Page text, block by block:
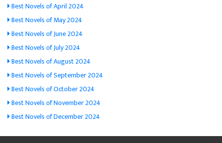
Best Novels of April 2024
Best Novels of May 2024
Best Novels of June 2024
Best Novels of July 2024
Best Novels of August 2024
Best Novels of September 2024
Best Novels of October 2024
Best Novels of November 2024
Best Novels of December 2024